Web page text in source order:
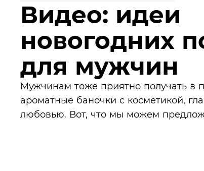
Видео: идеи
новогодних
для мужчин
Мужчинам тоже приятно получать в
ароматные баночки с косметикой,
любовью. Вот, что мы можем